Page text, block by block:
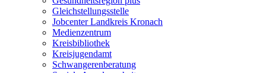
Gleichstellungsstelle
Jobcenter Landkreis Kronach
Medienzentrum
Kreisbibliothek
Kreisjugendamt
Schwangerenberatung